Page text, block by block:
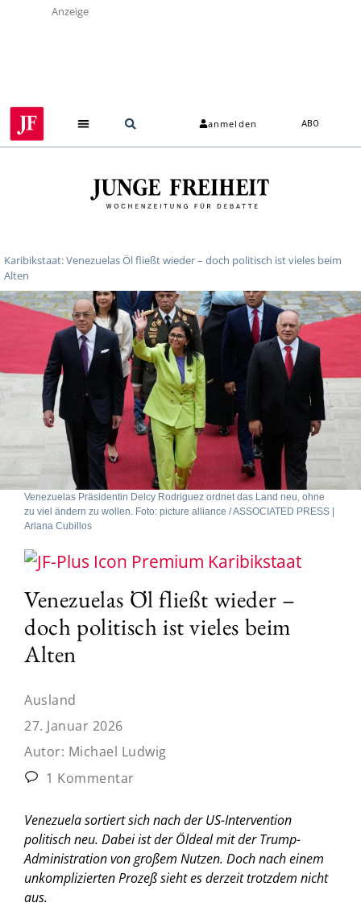
Anzeige
anmelden ABO
Karibikstaat: Venezuelas Öl fließt wieder – doch politisch ist vieles beim
Alten
Venezuelas Präsidentin Delcy Rodriguez ordnet das Land neu, ohne
zu viel ändern zu wollen. Foto: picture alliance / ASSOCIATED PRESS |
Ariana Cubillos
Karibikstaat
Venezuelas Öl fließt wieder –
doch politisch ist vieles beim
Alten
Ausland
27. Januar 2026
Autor: Michael Ludwig
1 Kommentar
Venezuela sortiert sich nach der US-Intervention
politisch neu. Dabei ist der Öldeal mit der Trump-
Administration von großem Nutzen. Doch nach einem
unkomplizierten Prozeß sieht es derzeit trotzdem nicht
aus.